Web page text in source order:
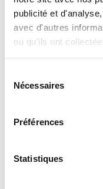
publicité et
avec d'autres
ou qu'ils ont
Nécessaires
Préférences
Statistiques
générosité
ensemble